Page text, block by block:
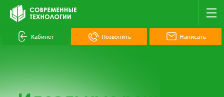
Кабинет Позвонить Написать